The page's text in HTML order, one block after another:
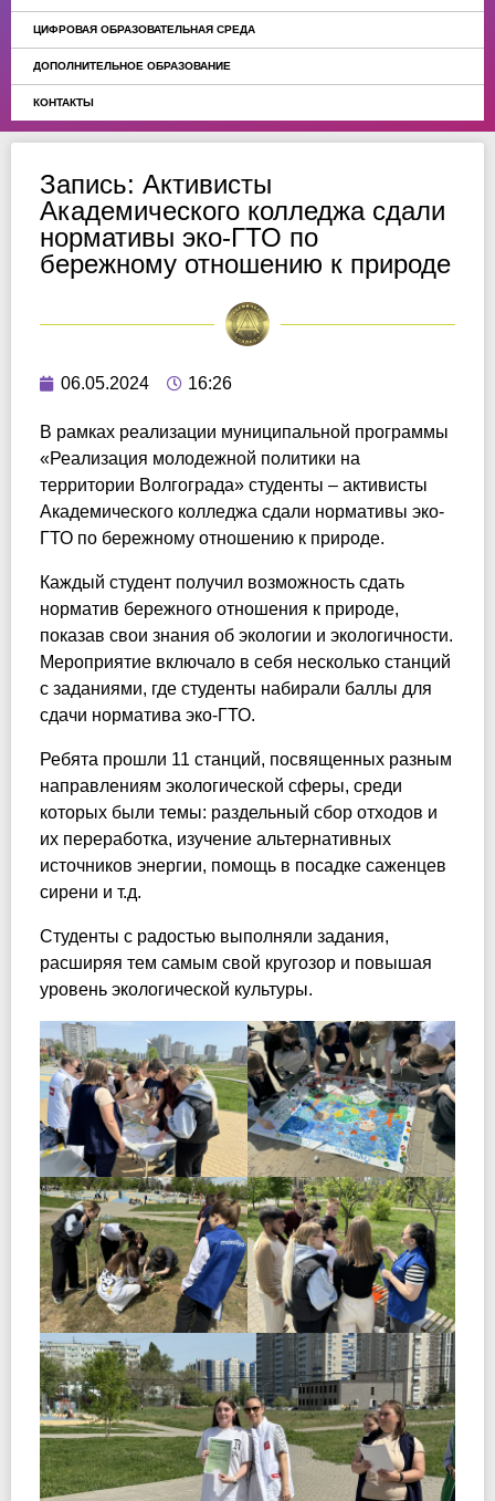
ЦИФРОВАЯ ОБРАЗОВАТЕЛЬНАЯ СРЕДА
ДОПОЛНИТЕЛЬНОЕ ОБРАЗОВАНИЕ
КОНТАКТЫ
Запись: Активисты
Академического колледжа сдали
нормативы эко-ГТО по
бережному отношению к природе
06.05.2024 16:26
В рамках реализации муниципальной программы
«Реализация молодежной политики на
территории Волгограда» студенты – активисты
Академического колледжа сдали нормативы эко-
ГТО по бережному отношению к природе.
Каждый студент получил возможность сдать
норматив бережного отношения к природе,
показав свои знания об экологии и экологичности.
Мероприятие включало в себя несколько станций
с заданиями, где студенты набирали баллы для
сдачи норматива эко-ГТО.
Ребята прошли 11 станций, посвященных разным
направлениям экологической сферы, среди
которых были темы: раздельный сбор отходов и
их переработка, изучение альтернативных
источников энергии, помощь в посадке саженцев
сирени и т.д.
Студенты с радостью выполняли задания,
расширяя тем самым свой кругозор и повышая
уровень экологической культуры.